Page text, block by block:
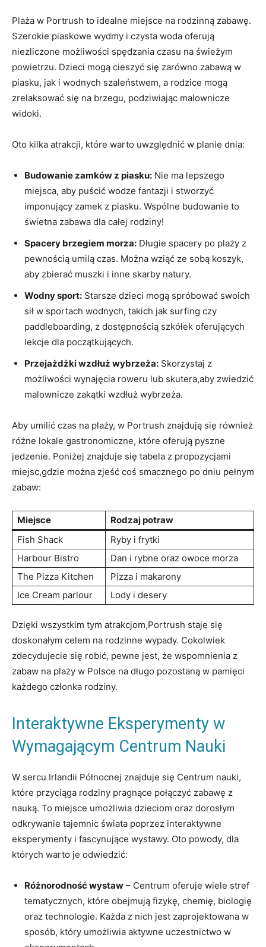
Plaża w Portrush to idealne miejsce na rodzinną zabawę.
Szerokie piaskowe wydmy i czysta woda oferują
niezliczone możliwości spędzania czasu na świeżym
powietrzu. Dzieci mogą cieszyć się zarówno zabawą w
piasku, jak i wodnych szaleństwem, a rodzice mogą
zrelaksować się na brzegu, podziwiając malownicze
widoki.
Oto kilka atrakcji, które warto uwzględnić w planie dnia:
Budowanie zamków z piasku: Nie ma lepszego
miejsca, aby puścić wodze fantazji i stworzyć
imponujący zamek z piasku. Wspólne budowanie to
świetna zabawa dla całej rodziny!
Spacery brzegiem morza: Długie spacery po plaży z
pewnością umilą czas. Można wziąć ze sobą koszyk,
aby zbierać muszki i inne skarby natury.
Wodny sport: Starsze dzieci mogą spróbować swoich
sił w sportach wodnych, takich jak surfing czy
paddleboarding, z dostępnością szkółek oferujących
lekcje dla początkujących.
Przejażdżki wzdłuż wybrzeża: Skorzystaj z
możliwości wynajęcia roweru lub skutera,aby zwiedzić
malownicze zakątki wzdłuż wybrzeża.
Aby umilić czas na plaży, w Portrush znajdują się również
różne lokale gastronomiczne, które oferują pyszne
jedzenie. Poniżej znajduje się tabela z propozycjami
miejsc,gdzie można zjeść coś smacznego po dniu pełnym
zabaw:
Miejsce
Rodzaj potraw
Fish Shack
Ryby i frytki
Harbour Bistro
Dan i rybne oraz owoce morza
The Pizza Kitchen
Pizza i makarony
Ice Cream parlour
Lody i desery
Dzięki wszystkim tym atrakcjom,Portrush staje się
doskonałym celem na rodzinne wypady. Cokolwiek
zdecydujecie się robić, pewne jest, że wspomnienia z
zabaw na plaży w Polsce na długo pozostaną w pamięci
każdego członka rodziny.
Interaktywne Eksperymenty w
Wymagającym Centrum Nauki
W sercu Irlandii Północnej znajduje się Centrum nauki,
które przyciąga rodziny pragnące połączyć zabawę z
nauką. To miejsce umożliwia dzieciom oraz dorosłym
odkrywanie tajemnic świata poprzez interaktywne
eksperymenty i fascynujące wystawy. Oto powody, dla
których warto je odwiedzić:
Różnorodność wystaw – Centrum oferuje wiele stref
tematycznych, które obejmują fizykę, chemię, biologię
oraz technologie. Każda z nich jest zaprojektowana w
sposób, który umożliwia aktywne uczestnictwo w